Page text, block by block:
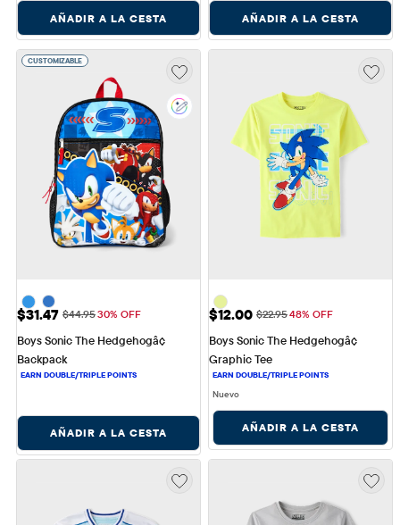
AÑADIR A LA CESTA AÑADIR A LA CESTA
CUSTOMIZABLE
Precio de venta: $31.47
$31.47 Precio original: $44.95
$44.9530% OFF
Boys Sonic The Hedgehogâ¢
Backpack
AÑADIR A LA CESTA
Precio de venta: $12.00
$12.00 Precio original: $22.95
$22.9548% OFF
Boys Sonic The Hedgehogâ¢
Graphic Tee
Nuevo
AÑADIR A LA CESTA